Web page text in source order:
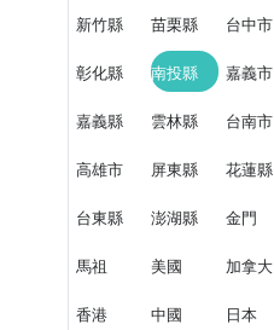
新竹縣 苗栗縣 台中市
彰化縣 南投縣 嘉義市
嘉義縣 雲林縣 台南市
高雄市 屏東縣 花蓮縣
台東縣 澎湖縣 金門
馬祖 美國 加拿大
香港 中國 日本